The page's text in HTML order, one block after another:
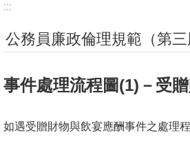
:::
公務員廉政倫理規範（第三
事件處理流程圖(1)－受
如遇受贈財物與飲宴應酬事件之處理